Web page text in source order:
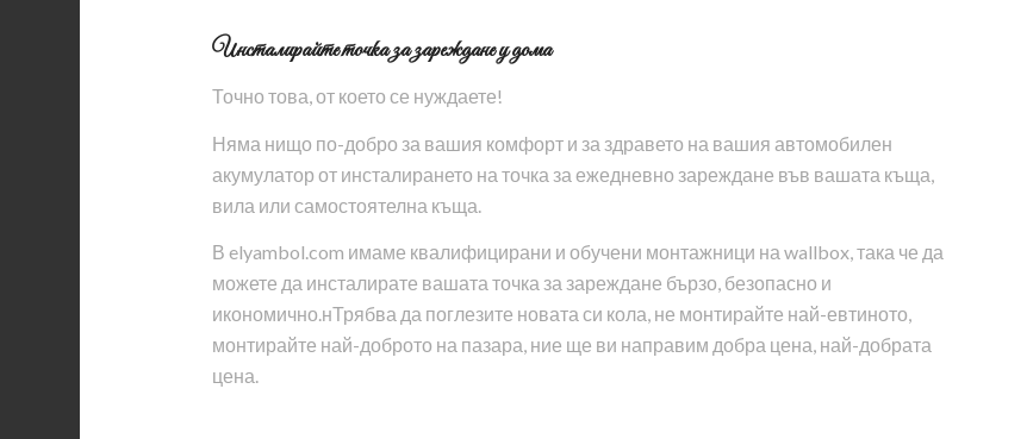
Инсталирайте точка за зареждане у дома
Точно това, от което се нуждаете!
Няма нищо по-добро за вашия комфорт и за здравето на вашия автомобилен
акумулатор от инсталирането на точка за ежедневно зареждане във вашата къща,
вила или самостоятелна къща.
В elyambol.com имаме квалифицирани и обучени монтажници на wallbox, така че да
можете да инсталирате вашата точка за зареждане бързо, безопасно и
икономично.нТрябва да поглезите новата си кола, не монтирайте най-евтиното,
монтирайте най-доброто на пазара, ние ще ви направим добра цена, най-добрата
цена.